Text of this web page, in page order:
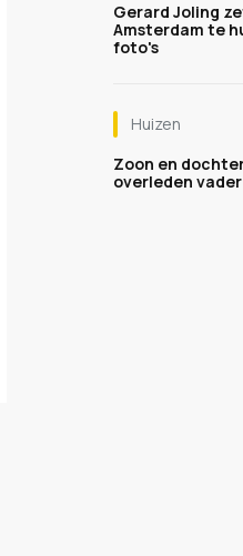
Gerard Joling
Amsterdam te
foto's
Huizen
Zoon en
overleden